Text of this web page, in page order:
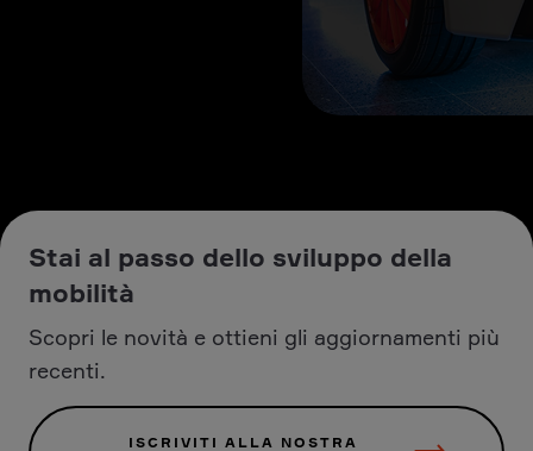
Stai al passo dello sviluppo della
mobilità
Scopri le novità e ottieni gli aggiornamenti più
recenti.
ISCRIVITI ALLA NOSTRA